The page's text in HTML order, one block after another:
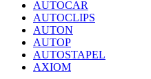
AUTOCAR
AUTOCLIPS
AUTON
AUTOP
AUTOSTAPEL
AXIOM